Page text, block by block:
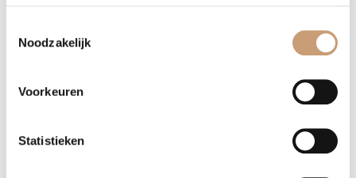
Noodzakelijk
Voorkeuren
Statistieken